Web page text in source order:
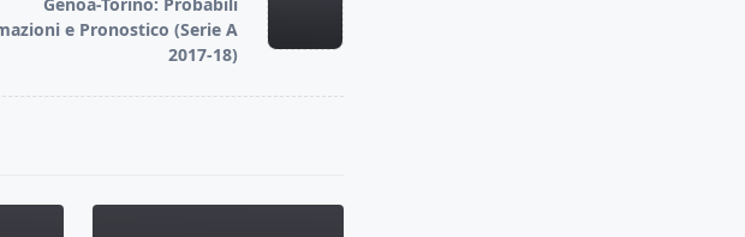
e Pronostico (Serie A
2017-18)